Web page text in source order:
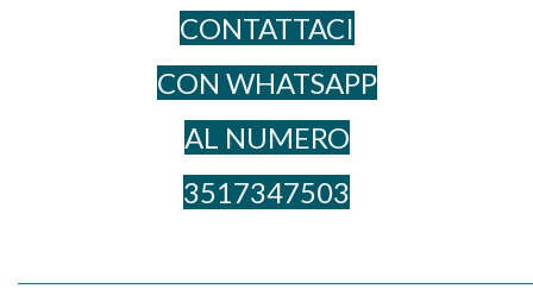
CONTATTACI
CON WHATSAPP
AL NUME​RO
3517347503